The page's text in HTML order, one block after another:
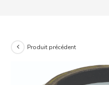
Produit précédent